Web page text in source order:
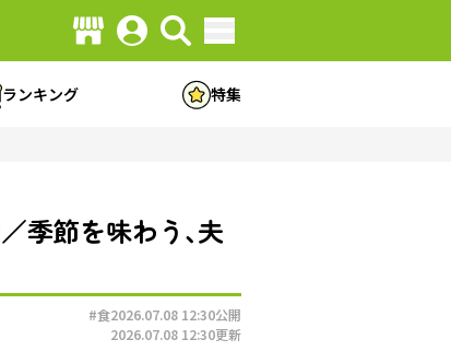
ランキング 特集
季節を味わう､夫
#食2026.07.08 12:30公開
2026.07.08 12:30更新